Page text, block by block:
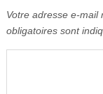
Votre adresse e-mail
obligatoires sont